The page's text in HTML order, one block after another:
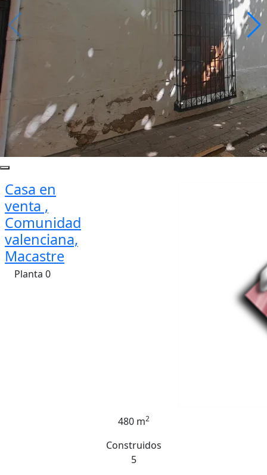
Casa en
venta ,
Comunidad
valenciana,
Macastre
Planta 0
480 m2
Construidos
5